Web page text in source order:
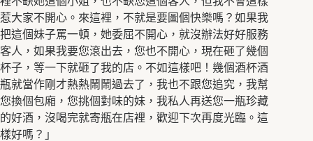
惹大家不開心。來這裡，不就是要圖個快樂嗎？如果我
把這個妹子罵一頓，她委屈不開心，就沒辦法好好服務
客人，如果我要您滾出去，您也不開心，現在砸了幾個
杯子，等一下就砸了我的店。不如這樣吧！幾個酒杯酒
瓶就當作剛才熱熱鬧鬧過去了，我也不跟您追究，我幫
您換個包廂，您挑個對味的妹，我私人再送您一瓶珍藏
的好酒，沒喝完就寄瓶在店裡，歡迎下次再度光臨。這
樣好嗎？」